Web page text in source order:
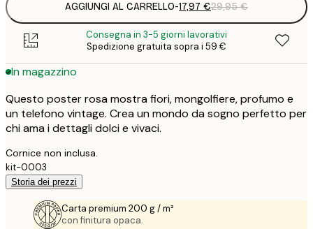
AGGIUNGI AL CARRELLO-17,97 €29,95 €
Consegna in 3-5 giorni lavorativi
Spedizione gratuita sopra i 59 €
In magazzino
Questo poster rosa mostra fiori, mongolfiere, profumo e
un telefono vintage. Crea un mondo da sogno perfetto per
chi ama i dettagli dolci e vivaci.
Cornice non inclusa.
kit-0003
Storia dei prezzi
Carta premium 200 g / m²
con finitura opaca.